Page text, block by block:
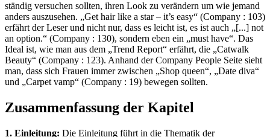
ständig versuchen sollten, ihren Look zu verändern um wie jemand
anders auszusehen. „Get hair like a star – it’s easy“ (Company : 103)
erfährt der Leser und nicht nur, dass es leicht ist, es ist auch „[...] not
an option.“ (Company : 130), sondern eben ein „must have“. Das
Ideal ist, wie man aus dem „Trend Report“ erfährt, die „Catwalk
Beauty“ (Company : 123). Anhand der Company People Seite sieht
man, dass sich Frauen immer zwischen „Shop queen“, „Date diva“
und „Carpet vamp“ (Company : 19) bewegen sollten.
Zusammenfassung der Kapitel
1. Einleitung: Die Einleitung führt in die Thematik der